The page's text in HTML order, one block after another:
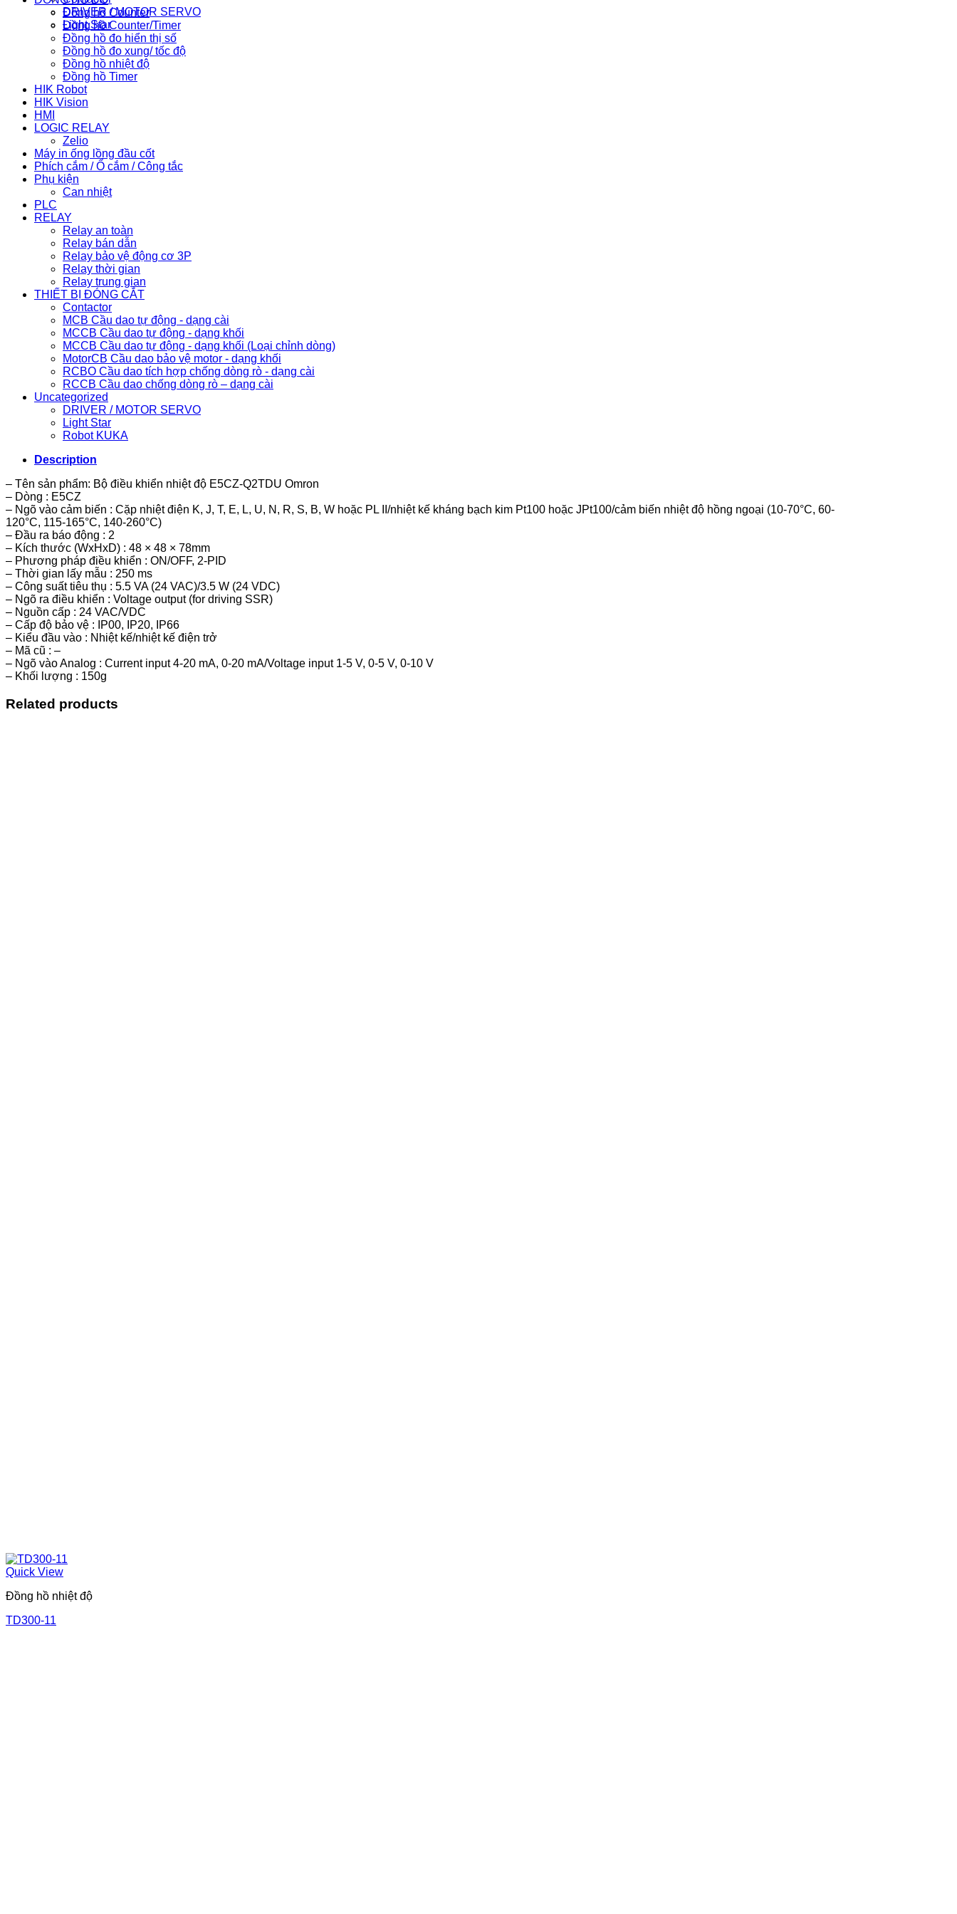
DRIVER / MOTOR SERVO
Light Star
Đồng hồ Counter
Đồng hồ Counter/Timer
Đồng hồ đo hiển thị số
Đồng hồ đo xung/ tốc độ
Đồng hồ nhiệt độ
Đồng hồ Timer
HIK Robot
HIK Vision
HMI
LOGIC RELAY
Zelio
Máy in ống lồng đầu cốt
Phích cắm / Ổ cắm / Công tắc
Phụ kiện
Can nhiệt
PLC
RELAY
Relay an toàn
Relay bán dẫn
Relay bảo vệ động cơ 3P
Relay thời gian
Relay trung gian
THIẾT BỊ ĐÓNG CẮT
Contactor
MCB Cầu dao tự động - dạng cài
MCCB Cầu dao tự động - dạng khối
MCCB Cầu dao tự động - dạng khối (Loại chỉnh dòng)
MotorCB Cầu dao bảo vệ motor - dạng khối
RCBO Cầu dao tích hợp chống dòng rò - dạng cài
RCCB Cầu dao chống dòng rò – dạng cài
Uncategorized
DRIVER / MOTOR SERVO
Light Star
Robot KUKA
Description
– Tên sản phẩm: Bộ điều khiển nhiệt độ E5CZ-Q2TDU Omron
– Dòng : E5CZ
– Ngõ vào cảm biến : Cặp nhiệt điện K, J, T, E, L, U, N, R, S, B, W hoặc PL II/nhiệt kế kháng bạch kim Pt100 hoặc JPt100/cảm biến nhiệt độ hồng ngoại (10-70°C, 60-
120°C, 115-165°C, 140-260°C)
– Đầu ra báo động : 2
– Kích thước (WxHxD) : 48 × 48 × 78mm
– Phương pháp điều khiển : ON/OFF, 2-PID
– Thời gian lấy mẫu : 250 ms
– Công suất tiêu thụ : 5.5 VA (24 VAC)/3.5 W (24 VDC)
– Ngõ ra điều khiển : Voltage output (for driving SSR)
– Nguồn cấp : 24 VAC/VDC
– Cấp độ bảo vệ : IP00, IP20, IP66
– Kiểu đầu vào : Nhiệt kế/nhiệt kế điện trở
– Mã cũ : –
– Ngõ vào Analog : Current input 4-20 mA, 0-20 mA/Voltage input 1-5 V, 0-5 V, 0-10 V
– Khối lượng : 150g
Related products
Quick View
Đồng hồ nhiệt độ
TD300-11